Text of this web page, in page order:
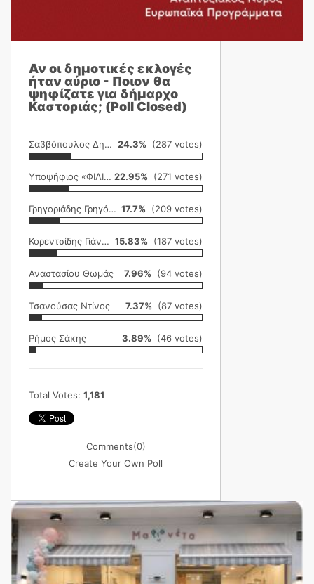
Αν οι δημοτικές εκλογές
ήταν αύριο - Ποιον θα
ψηφίζατε για δήμαρχο
Καστοριάς; (Poll Closed)
Σαββόπουλος Δημήτρης 24.3% (287 votes)
Υποψήφιος «ΦΙΛΙΚΗ ΕΤΑΙΡΕΙΑ» 22.95% (271 votes)
Γρηγοριάδης Γρηγόρης 17.7% (209 votes)
Κορεντσίδης Γιάννης 15.83% (187 votes)
Αναστασίου Θωμάς 7.96% (94 votes)
Τσανούσας Ντίνος 7.37% (87 votes)
Ρήμος Σάκης 3.89% (46 votes)
Total Votes: 1,181
Comments(0)
Create Your Own Poll